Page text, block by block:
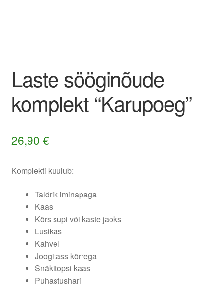
Laste sööginõude
komplekt “Karupoeg”
26,90 €
Komplekti kuulub:
Taldrik iminapaga
Kaas
Kõrs supi või kaste jaoks
Lusikas
Kahvel
Joogitass kõrrega
Snäkitopsi kaas
Puhastushari